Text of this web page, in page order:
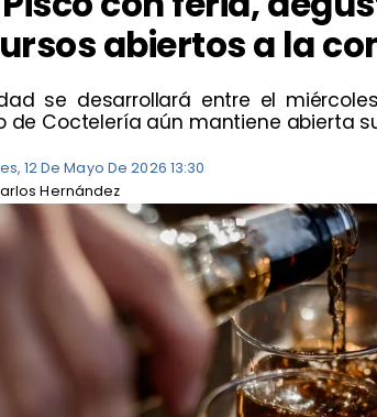
abiertos a la
se desarrollará entre el
de Coctelería aún mantiene abierta
12 De Mayo De 2026 13:30
Hernández